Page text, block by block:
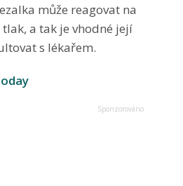
může reagovat na
a tak je vhodné její
s lékařem.